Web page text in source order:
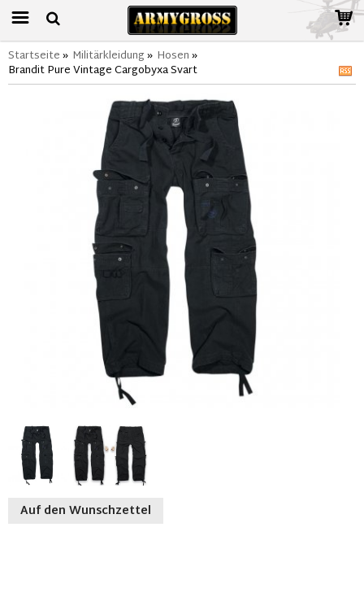
Startseite» Militärkleidung» Hosen»
Brandit Pure Vintage Cargobyxa Svart
Auf den Wunschzettel